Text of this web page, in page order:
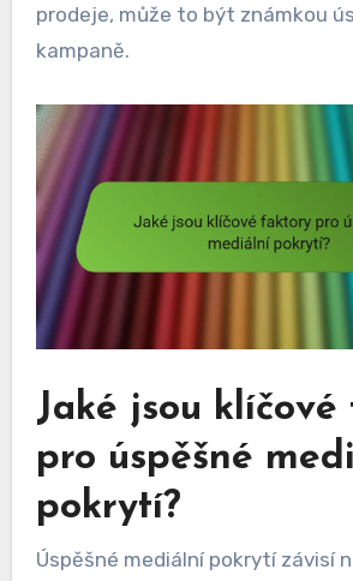
prodeje, může to být známkou
kampaně.
Jaké jsou
pro úspěšné
pokrytí?
Úspěšné mediální pokrytí závisí